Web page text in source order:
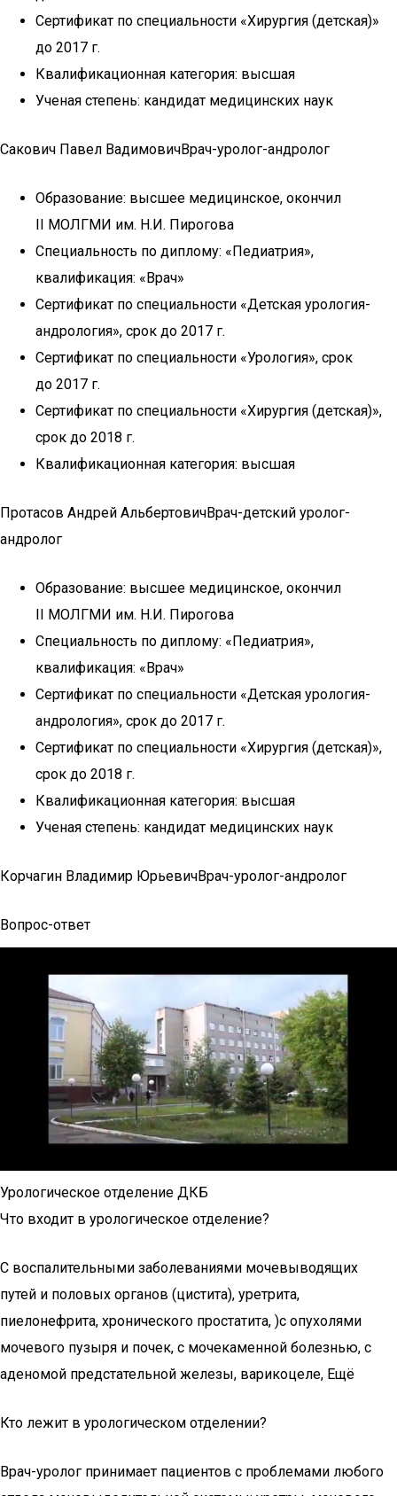
Сертификат по специальности «Хирургия (детская)»
до 2017 г.
Квалификационная категория: высшая
Ученая степень: кандидат медицинских наук
Сакович Павел ВадимовичВрач-уролог-андролог
Образование: высшее медицинское, окончил
II МОЛГМИ им. Н.И. Пирогова
Специальность по диплому: «Педиатрия»,
квалификация: «Врач»
Сертификат по специальности «Детская урология-
андрология», срок до 2017 г.
Сертификат по специальности «Урология», срок
до 2017 г.
Сертификат по специальности «Хирургия (детская)»,
срок до 2018 г.
Квалификационная категория: высшая
Протасов Андрей АльбертовичВрач-детский уролог-
андролог
Образование: высшее медицинское, окончил
II МОЛГМИ им. Н.И. Пирогова
Специальность по диплому: «Педиатрия»,
квалификация: «Врач»
Сертификат по специальности «Детская урология-
андрология», срок до 2017 г.
Сертификат по специальности «Хирургия (детская)»,
срок до 2018 г.
Квалификационная категория: высшая
Ученая степень: кандидат медицинских наук
Корчагин Владимир ЮрьевичВрач-уролог-андролог
Вопрос-ответ
Урологическое отделение ДКБ
Что входит в урологическое отделение?
С воспалительными заболеваниями мочевыводящих
путей и половых органов (цистита), уретрита,
пиелонефрита, хронического простатита, )с опухолями
мочевого пузыря и почек, с мочекаменной болезнью, с
аденомой предстательной железы, варикоцеле, Ещё
Кто лежит в урологическом отделении?
Врач-уролог принимает пациентов с проблемами любого